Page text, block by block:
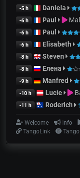
-5 h Daniela
-6 h Paul
-6 h Paul
-6 h Elisabeth
-8 h Steven
-8 h Елена
-9 h Manfred
-10 h Lucie
-11 h Roderich
Welcome Info
TangoLink
Tango